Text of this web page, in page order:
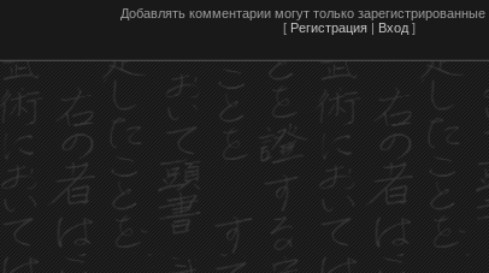
Добавлять комментарии могут только зарегистрированные
[ Регистрация| Вход]